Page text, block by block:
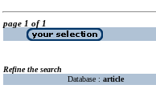
page 1 of 1
Refine the search
Database : article